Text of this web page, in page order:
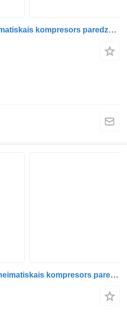
Renault 85021103 pneimatiskais kompresors paredzēts vilcēja
WABCO 9125140010 pneimatiskais kompresors paredzēts Renault Premium, Premium 2 (1996-2014) vilcēja